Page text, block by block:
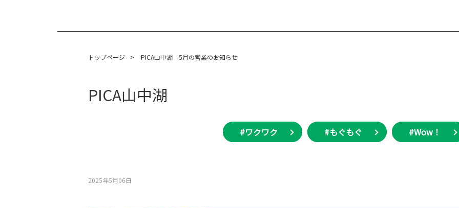
トップページ > PICA山中湖 5月の営業のお知らせ
PICA山中湖
#ワクワク #もぐもぐ #Wow！
2025年5月06⽇